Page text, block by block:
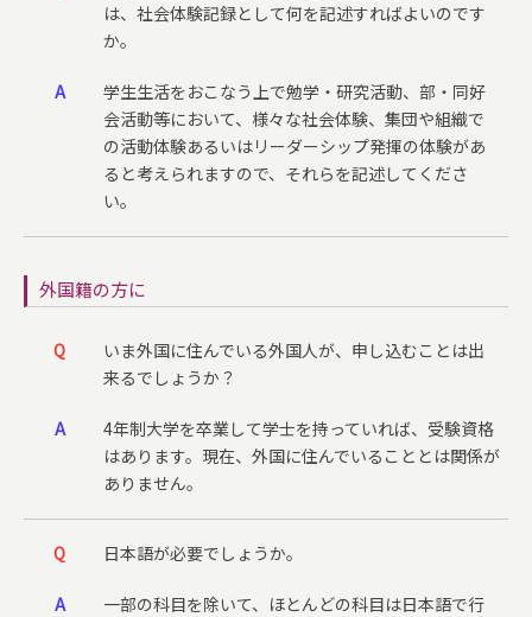
は、社会体験記録として何を記述すればよいのです
か。
A
学生生活をおこなう上で勉学・研究活動、部・同好
会活動等において、様々な社会体験、集団や組織で
の活動体験あるいはリーダーシップ発揮の体験があ
ると考えられますので、それらを記述してくださ
い。
外国籍の方に
Q
いま外国に住んでいる外国人が、申し込むことは出
来るでしょうか？
A
4年制大学を卒業して学士を持っていれば、受験資格
はあります。現在、外国に住んでいることとは関係が
ありません。
Q 日本語が必要でしょうか。
A
一部の科目を除いて、ほとんどの科目は日本語で行